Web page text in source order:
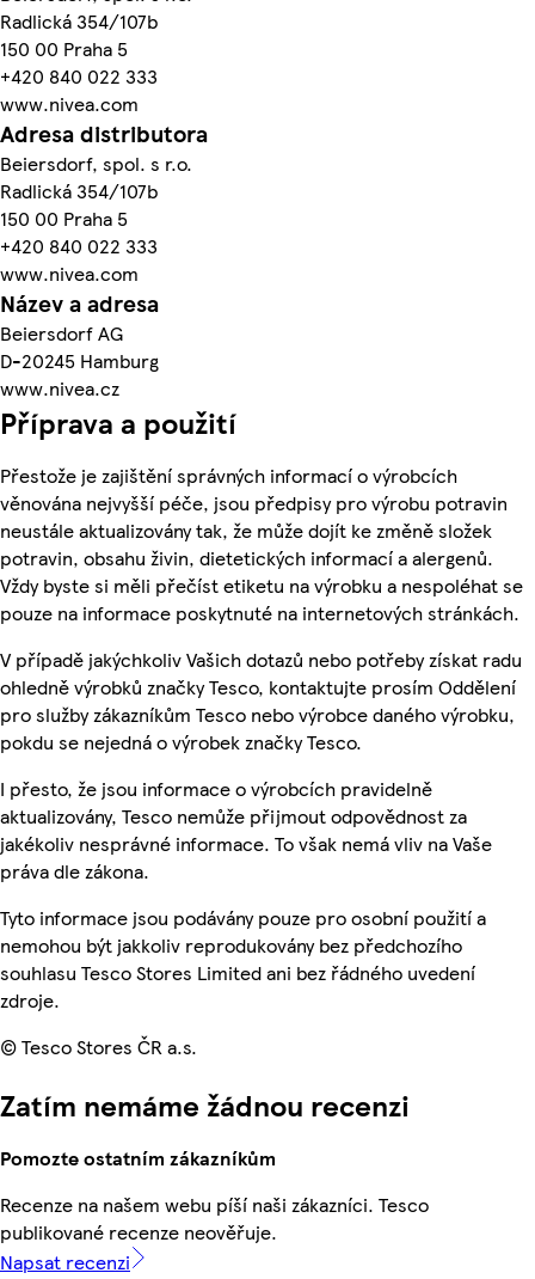
Radlická 354/107b
150 00 Praha 5
+420 840 022 333
www.nivea.com
Adresa distributora
Beiersdorf, spol. s r.o.
Radlická 354/107b
150 00 Praha 5
+420 840 022 333
www.nivea.com
Název a adresa
Beiersdorf AG
D-20245 Hamburg
www.nivea.cz
Příprava a použití
Přestože je zajištění správných informací o výrobcích
věnována nejvyšší péče, jsou předpisy pro výrobu potravin
neustále aktualizovány tak, že může dojít ke změně složek
potravin, obsahu živin, dietetických informací a alergenů.
Vždy byste si měli přečíst etiketu na výrobku a nespoléhat se
pouze na informace poskytnuté na internetových stránkách.
V případě jakýchkoliv Vašich dotazů nebo potřeby získat radu
ohledně výrobků značky Tesco, kontaktujte prosím Oddělení
pro služby zákazníkům Tesco nebo výrobce daného výrobku,
pokdu se nejedná o výrobek značky Tesco.
I přesto, že jsou informace o výrobcích pravidelně
aktualizovány, Tesco nemůže přijmout odpovědnost za
jakékoliv nesprávné informace. To však nemá vliv na Vaše
práva dle zákona.
Tyto informace jsou podávány pouze pro osobní použití a
nemohou být jakkoliv reprodukovány bez předchozího
souhlasu Tesco Stores Limited ani bez řádného uvedení
zdroje.
© Tesco Stores ČR a.s.
Zatím nemáme žádnou recenzi
Pomozte ostatním zákazníkům
Recenze na našem webu píší naši zákazníci. Tesco
publikované recenze neověřuje.
Napsat recenzi